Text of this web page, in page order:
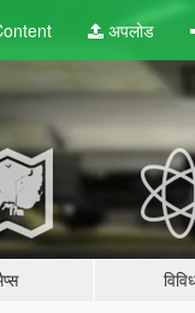
अपलोड